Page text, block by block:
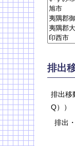
排出
排出移
Q））
排出